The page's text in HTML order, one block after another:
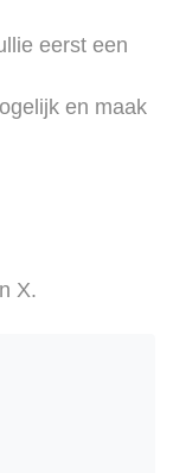
eerst een
en maak
X.